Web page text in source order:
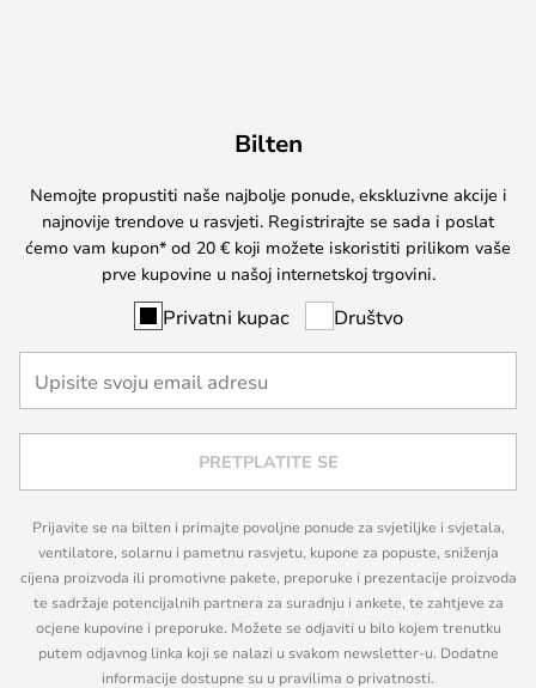
Bilten
Nemojte propustiti naše najbolje ponude, ekskluzivne akcije i
najnovije trendove u rasvjeti. Registrirajte se sada i poslat
ćemo vam kupon* od 20 € koji možete iskoristiti prilikom vaše
prve kupovine u našoj internetskoj trgovini.
Privatni kupac Društvo
PRETPLATITE SE
Prijavite se na bilten i primajte povoljne ponude za svjetiljke i svjetala,
ventilatore, solarnu i pametnu rasvjetu, kupone za popuste, sniženja
cijena proizvoda ili promotivne pakete, preporuke i prezentacije proizvoda
te sadržaje potencijalnih partnera za suradnju i ankete, te zahtjeve za
ocjene kupovine i preporuke. Možete se odjaviti u bilo kojem trenutku
putem odjavnog linka koji se nalazi u svakom newsletter-u. Dodatne
informacije dostupne su u pravilima o privatnosti.